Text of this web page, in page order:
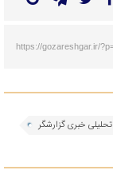
https://gozareshgar.ir/
خبری گزارشگر